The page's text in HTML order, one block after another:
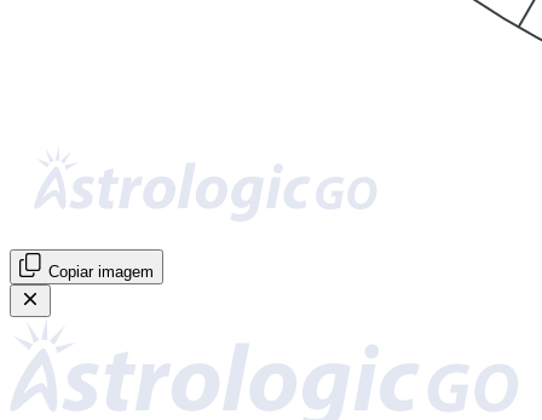
Copiar imagem